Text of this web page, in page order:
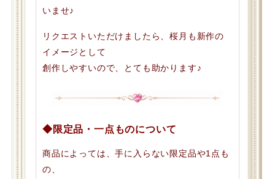
いませ♪
リクエストいただけましたら、桜月も新作の
イメージとして
創作しやすいので、とても助かります♪
◆限定品・一点ものについて
商品によっては、手に入らない限定品や1点も
の、